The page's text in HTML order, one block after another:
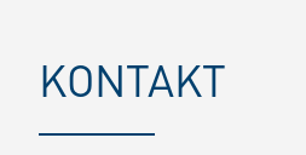
KONTAKT